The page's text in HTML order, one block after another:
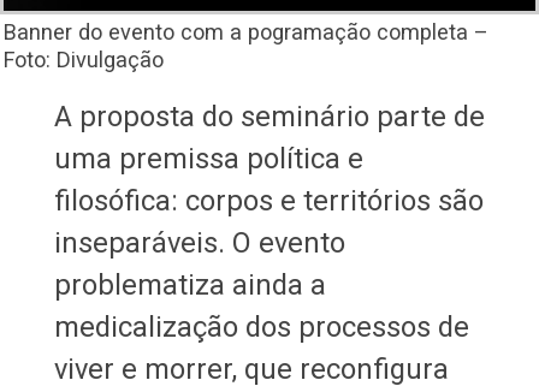
Banner do evento com a pogramação completa –
Foto: Divulgação
A proposta do seminário parte de
uma premissa política e
filosófica: corpos e territórios são
inseparáveis. O evento
problematiza ainda a
medicalização dos processos de
viver e morrer, que reconfigura